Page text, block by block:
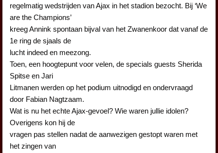
regelmatig wedstrijden van Ajax in het stadion bezocht. Bij ‘We
are the Champions’
kreeg Annink spontaan bijval van het Zwanenkoor dat vanaf de
1e ring de sjaals de
lucht indeed en meezong.
Toen, een hoogtepunt voor velen, de specials guests Sherida
Spitse en Jari
Litmanen werden op het podium uitnodigd en ondervraagd
door Fabian Nagtzaam.
Wat is nu het echte Ajax-gevoel? Wie waren jullie idolen?
Overigens kon hij de
vragen pas stellen nadat de aanwezigen gestopt waren met
het zingen van